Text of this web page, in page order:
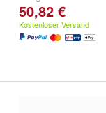
50,82 €
Kostenloser Versand